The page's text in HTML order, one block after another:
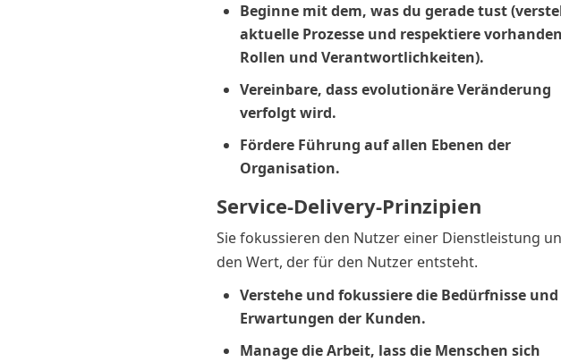
Beginne mit dem, was du gerade tust
aktuelle Prozesse und respektiere
Rollen und Verantwortlichkeiten).
Vereinbare, dass evolutionäre Veränderung
verfolgt wird.
Fördere Führung auf allen Ebenen der
Organisation.
Service-Delivery-Prinzipien
Sie fokussieren den Nutzer einer Dienstleistung
den Wert, der für den Nutzer entsteht.
Verstehe und fokussiere die Bedürfnisse und
Erwartungen der Kunden.
Manage die Arbeit, lass die Menschen sich